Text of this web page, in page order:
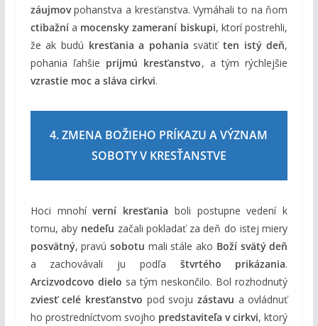
záujmovpohanstva a kresťanstva. Vymáhali to na ňom
ctibažnía mocensky zameraní biskupi, ktorí postrehli,
že ak budú kresťania a pohania svätiťten istý deň,
pohania ľahšie prijmú kresťanstvo, a tým rýchlejšie
vzrastie moc a sláva cirkvi.
4. ZMENA BOŽIEHO PRÍKAZU A VÝZNAM
SOBOTY V KRESŤANSTVE
Hoci mnohíverní kresťania boli postupne vedení k
tomu, aby nedeľu začali pokladať za deň do istej miery
posvätný, pravúsobotu mali stále ako Boží svätý deň
a zachovávali ju podľa štvrtého prikázania.
Arcizvodcovo dielo sa tým neskončilo. Bol rozhodnutý
zviesť celé kresťanstvo pod svoju zástavu a ovládnuť
ho prostredníctvom svojho predstaviteľa v cirkvi, ktorý